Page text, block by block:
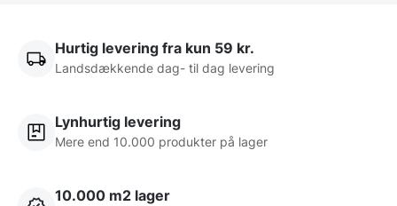
Hurtig levering fra kun 59 kr.
Landsdækkende dag- til dag levering
Lynhurtig levering
Mere end 10.000 produkter på lager
10.000 m2 lager